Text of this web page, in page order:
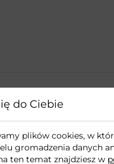
do Ciebie
plików cookies, w
gromadzenia danych
ten temat znajdziesz w